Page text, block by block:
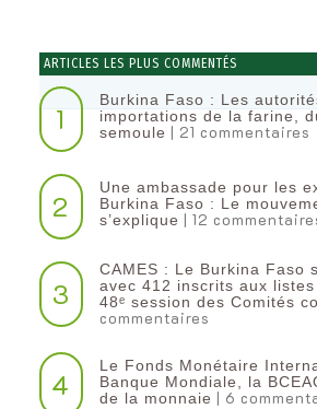
ARTICLES LES PLUS COMMENTÉS
1
Burkina Faso : Les
importations de la farine,
semoule
| 21 commentaires
2
Une ambassade pour les
Burkina Faso : Le
s’explique
| 12
3
CAMES : Le Burkina Faso
avec 412 inscrits aux listes
48ᵉ session des Comités
commentaires
4
Le Fonds Monétaire
Banque Mondiale, la
de la monnaie
| 6